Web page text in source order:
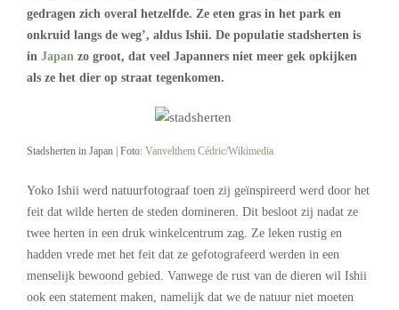
gedragen zich overal hetzelfde. Ze eten gras in het park en
onkruid langs de weg’, aldus Ishii. De populatie stadsherten is
in Japan zo groot, dat veel Japanners niet meer gek opkijken
als ze het dier op straat tegenkomen.
Stadsherten in Japan | Foto: Vanvelthem Cédric/Wikimedia
Yoko Ishii werd natuurfotograaf toen zij geïnspireerd werd door het
feit dat wilde herten de steden domineren. Dit besloot zij nadat ze
twee herten in een druk winkelcentrum zag. Ze leken rustig en
hadden vrede met het feit dat ze gefotografeerd werden in een
menselijk bewoond gebied. Vanwege de rust van de dieren wil Ishii
ook een statement maken, namelijk dat we de natuur niet moeten